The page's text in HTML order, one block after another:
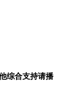
综合支持请播